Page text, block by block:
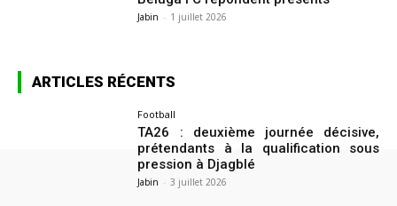
Jabin - 1 juillet 2026
ARTICLES RÉCENTS
Football
TA26 : deuxième journée décisive,
prétendants à la qualification sous
pression à Djagblé
Jabin - 3 juillet 2026